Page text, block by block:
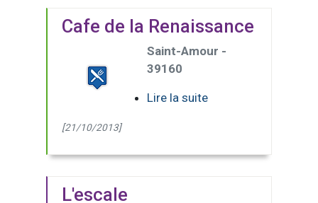
Cafe de la Renaissance
Saint-Amour -
39160
Lire la suite
[21/10/2013]
L'escale